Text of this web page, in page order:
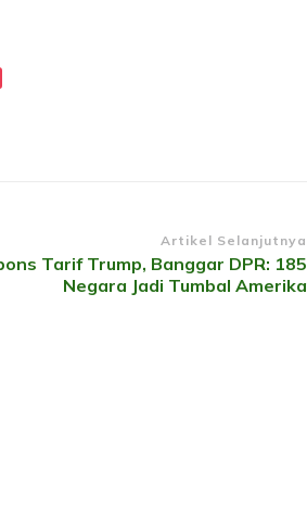
Artikel Selanjutnya
Tarif Trump, Banggar DPR: 185
Negara Jadi Tumbal Amerika